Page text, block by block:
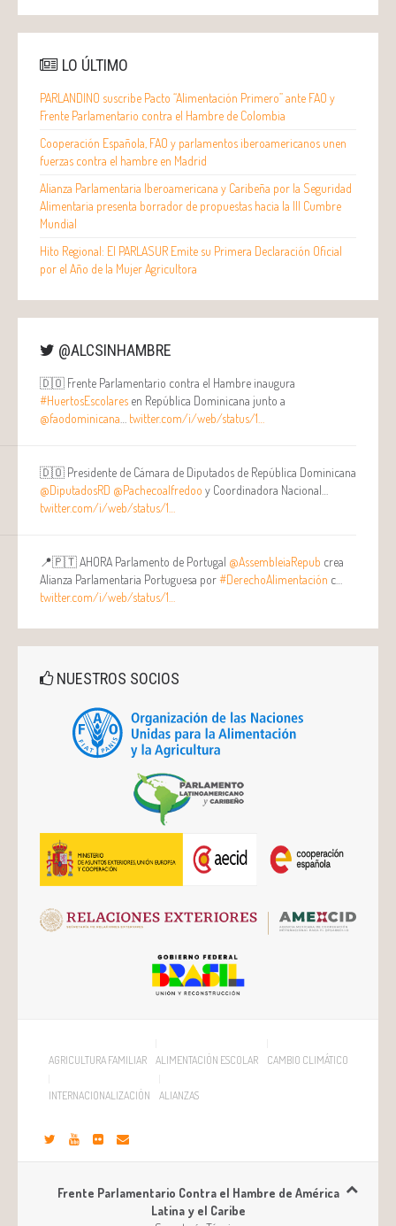
LO ÚLTIMO
PARLANDINO suscribe Pacto “Alimentación Primero” ante FAO y
Frente Parlamentario contra el Hambre de Colombia
Cooperación Española, FAO y parlamentos iberoamericanos unen
fuerzas contra el hambre en Madrid
Alianza Parlamentaria Iberoamericana y Caribeña por la Seguridad
Alimentaria presenta borrador de propuestas hacia la III Cumbre
Mundial
Hito Regional: El PARLASUR Emite su Primera Declaración Oficial
por el Año de la Mujer Agricultora
@ALCSINHAMBRE
🇩🇴 Frente Parlamentario contra el Hambre inaugura
#HuertosEscolares en República Dominicana junto a
@faodominicana… twitter.com/i/web/status/1…
🇩🇴 Presidente de Cámara de Diputados de República Dominicana
@DiputadosRD @Pachecoalfredoo y Coordinadora Nacional…
twitter.com/i/web/status/1…
📍🇵🇹 AHORA Parlamento de Portugal @AssembleiaRepub crea
Alianza Parlamentaria Portuguesa por#DerechoAlimentación c…
twitter.com/i/web/status/1…
NUESTROS SOCIOS
AGRICULTURA FAMILIAR ALIMENTACIÓN ESCOLAR CAMBIO CLIMÁTICO
INTERNACIONALIZACIÓN ALIANZAS
Frente Parlamentario Contra el Hambre de América
Latina y el Caribe